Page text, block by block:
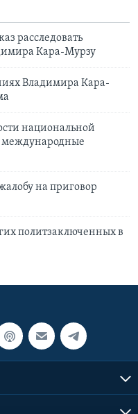
расследовать
Кара-Мурзу
Владимира Кара-
национальной
международные
на приговор
политзаключенных в